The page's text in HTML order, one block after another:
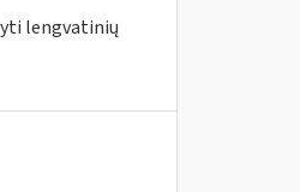
lengvatinių